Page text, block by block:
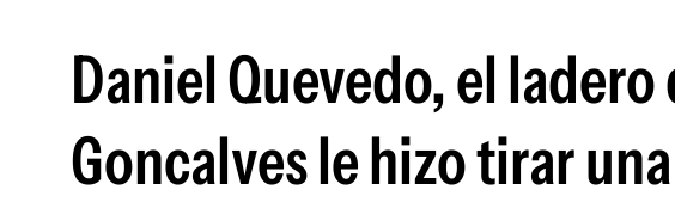
Daniel Quevedo, el
Goncalves le hizo tirar